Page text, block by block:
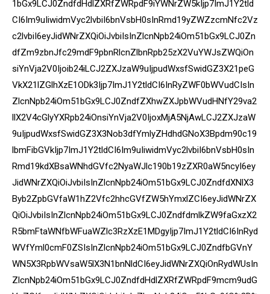
1bGx9LCJ0ZndfdHdlZXRfZWRpdF9iYWNrZW5kIjp7ImJ1Y2tld
CI6Im9uIiwidmVyc2lvbiI6bnVsbH0sInRmd19yZWZzcmNfc2Vz
c2lvbiI6eyJidWNrZXQiOiJvbiIsInZlcnNpb24iOm51bGx9LCJ0Zn
dfZm9zbnJfc29mdF9pbnRlcnZlbnRpb25zX2VuYWJsZWQiOn
siYnVja2V0Ijoib24iLCJ2ZXJzaW9uIjpudWxsfSwidGZ3X21peG
VkX21lZGlhXzE1ODk3Ijp7ImJ1Y2tldCI6InRyZWF0bWVudCIsIn
ZlcnNpb24iOm51bGx9LCJ0ZndfZXhwZXJpbWVudHNfY29va2
llX2V4cGlyYXRpb24iOnsiYnVja2V0IjoxMjA5NjAwLCJ2ZXJzaW
9uIjpudWxsfSwidGZ3X3Nob3dfYmlyZHdhdGNoX3Bpdm90c19
lbmFibGVkIjp7ImJ1Y2tldCI6Im9uIiwidmVyc2lvbiI6bnVsbH0sIn
Rmd19kdXBsaWNhdGVfc2NyaWJlc190b19zZXR0aW5ncyI6ey
JidWNrZXQiOiJvbiIsInZlcnNpb24iOm51bGx9LCJ0ZndfdXNlX3
Byb2ZpbGVfaW1hZ2Vfc2hhcGVfZW5hYmxlZCI6eyJidWNrZX
QiOiJvbiIsInZlcnNpb24iOm51bGx9LCJ0ZndfdmlkZW9faGxzX2
R5bmFtaWNfbWFuaWZlc3RzXzE1MDgyIjp7ImJ1Y2tldCI6InRyd
WVfYml0cmF0ZSIsInZlcnNpb24iOm51bGx9LCJ0ZndfbGVnY
WN5X3RpbWVsaW5lX3N1bnNldCI6eyJidWNrZXQiOnRydWUsIn
ZlcnNpb24iOm51bGx9LCJ0ZndfdHdlZXRfZWRpdF9mcm9udG